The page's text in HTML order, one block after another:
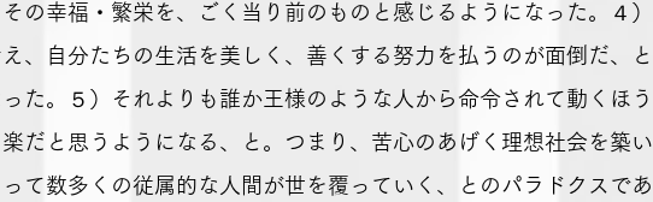
の幸福・繁栄を、ごく当り前のものと感じるようになった。４）
、自分たちの生活を美しく、善くする努力を払うのが面倒だ、と
た。５）それよりも誰か王様のような人から命令されて動くほう
だと思うようになる、と。つまり、苦心のあげく理想社会を築い
て数多くの従属的な人間が世を覆っていく、とのパラドクスであ